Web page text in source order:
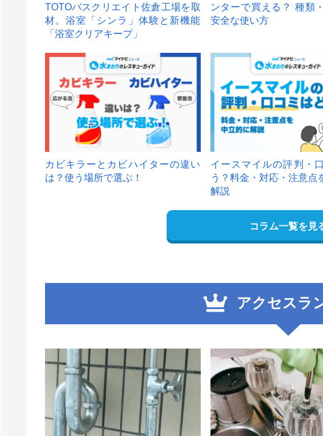
TOTOバスクリエイト佐倉工場を取
材。浴室「シンラ」体験と新機能
「浴室クリアキープ」
ンターで買える？ 種類
安全な使い方
カビキラーとカビハイターの違い
は？使う場所で選ぶ！
イースマイルの評判・
う？料金・対応・注意点
解説
コラム一覧を見
アクセスラ
1 2